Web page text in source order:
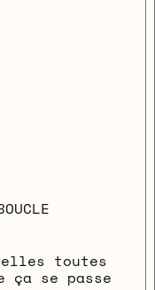
toutes
se passe